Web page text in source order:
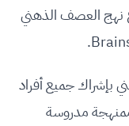
نهج العصف الذهني
بإشراك جميع أفراد
ممنهجة مدروسة